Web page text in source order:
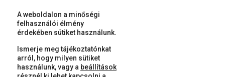
© 2026 Győr Megyei Jogú Város • Minden jog fenntartva!
A weboldalon a minőségi
felhasználói élmény
érdekében sütiket használunk.
Ismerje meg tájékoztatónkat
arról, hogy milyen sütiket
használunk, vagy a beállítások